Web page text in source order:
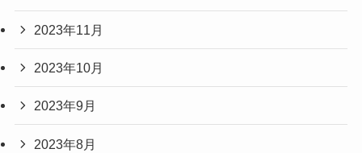
2023年11月
2023年10月
2023年9月
2023年8月